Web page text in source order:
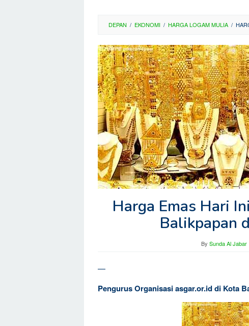
DEPAN / EKONOMI / HARGA LOGAM MULIA /
Harga Emas Hari
Balikpapan
By Sunda Al Jabar
—
Pengurus Organisasi asgar.or.id di Kota